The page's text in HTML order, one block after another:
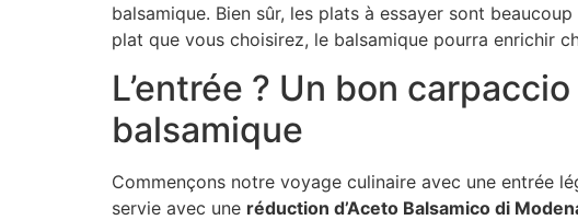
balsamique. Bien sûr, les plats à essayer sont
plat que vous choisirez, le balsamique pourra enrichir
L’entrée ? Un bon
balsamique
Commençons notre voyage culinaire avec une entrée
servie avec une réduction d’Aceto Balsamico di